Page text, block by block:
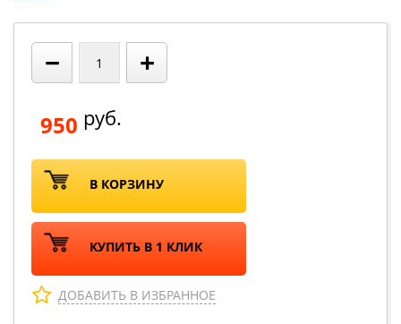
− +
950 руб.
В КОРЗИНУ
КУПИТЬ В 1 КЛИК
ДОБАВИТЬ В ИЗБРАННОЕ